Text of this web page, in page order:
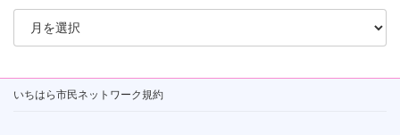
いちはら市民ネットワーク規約